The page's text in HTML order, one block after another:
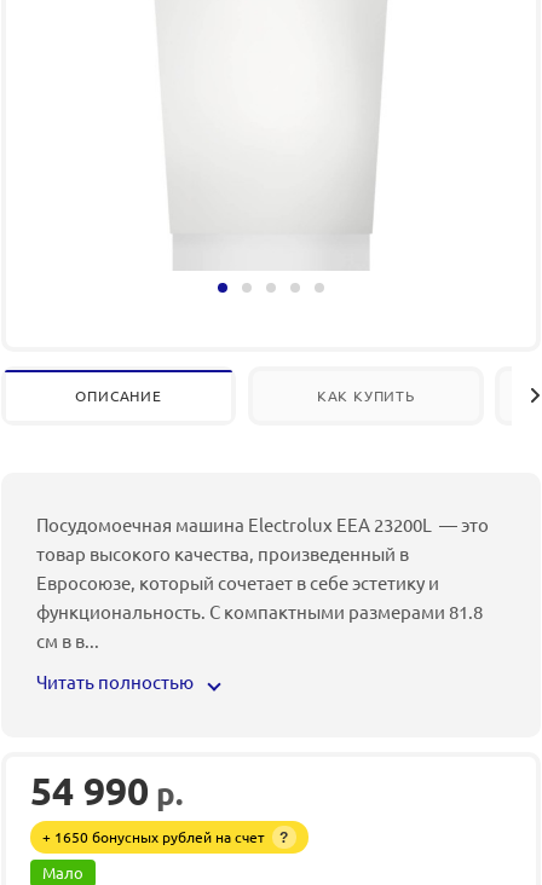
ОПИСАНИЕ КАК КУПИТЬ
Посудомоечная машина Electrolux EEA 23200L — это
товар высокого качества, произведенный в
Евросоюзе, который сочетает в себе эстетику и
функциональность. С компактными размерами 81.8
см в в...
Читать полностью
54 990 р.
+ 1650 бонусных рублей на счет ?
Мало